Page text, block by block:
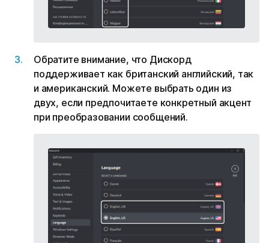
Обратите внимание, что Дискорд
поддерживает как британский английский, так
и американский. Можете выбрать один из
двух, если предпочитаете конкретный акцент
при преобразовании сообщений.